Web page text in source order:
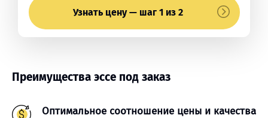
Узнать цену — шаг 1 из 2
Преимущества эссе под заказ
Оптимальное соотношение цены и качества